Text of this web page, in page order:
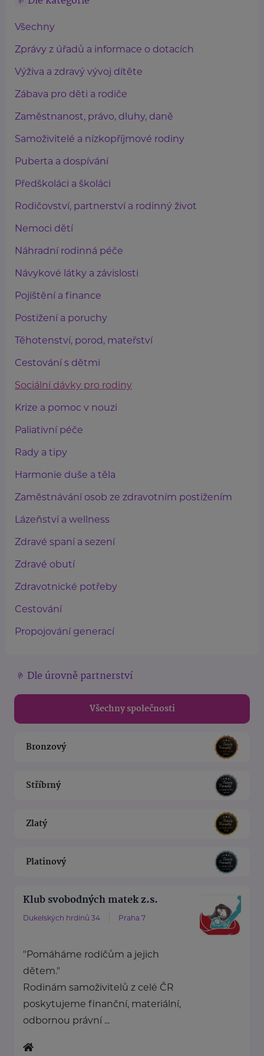
Všechny
Zprávy z úřadů a informace o dotacích
Výživa a zdravý vývoj dítěte
Zábava pro děti a rodiče
Zaměstnanost, právo, dluhy, daně
Samoživitelé a nízkopříjmové rodiny
Puberta a dospívání
Předškoláci a školáci
Rodičovství, partnerství a rodinný život
Nemoci dětí
Náhradní rodinná péče
Návykové látky a závislosti
Pojištění a finance
Postižení a poruchy
Těhotenství, porod, mateřství
Cestování s dětmi
Sociální dávky pro rodiny
Krize a pomoc v nouzi
Paliativní péče
Rady a tipy
Harmonie duše a těla
Zaměstnávání osob ze zdravotním postižením
Lázeňství a wellness
Zdravé spaní a sezení
Zdravé obutí
Zdravotnické potřeby
Cestování
Propojování generací
Dle úrovně partnerství
Všechny společnosti
Bronzový
Stříbrný
Zlatý
Platinový
Klub svobodných matek z.s.
Dukelských hrdinů 34 Praha 7
"Pomáháme rodičům a jejich
dětem."
Rodinám samoživitelů z celé ČR
poskytujeme finanční, materiální,
odbornou právní ...